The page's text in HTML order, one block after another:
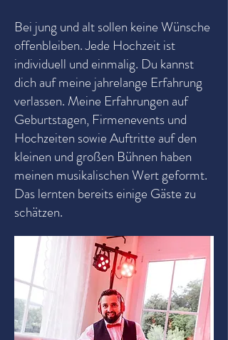
Bei jung und alt sollen keine Wünsche
offenbleiben. Jede Hochzeit ist
individuell und einmalig. Du kannst
dich auf meine jahrelange Erfahrung
verlassen. Meine Erfahrungen auf
Geburtstagen, Firmenevents und
Hochzeiten sowie Auftritte auf den
kleinen und großen Bühnen haben
meinen musikalischen Wert geformt.
Das lernten bereits einige Gäste zu
schätzen.